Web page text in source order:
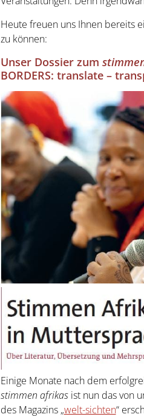
Heute freuen uns Ihnen bereits
zu können:
Unser Dossier zum
BORDERS: translate –
Einige Monate nach dem
stimmen afrikasist nun das von
des Magazins „welt-sichten“